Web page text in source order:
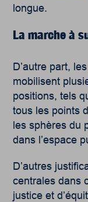
longue.
La marche à
D’autre part,
mobilisent
positions, tels
tous les points
les sphères du
dans l’espace
D’autres
centrales dans
justice et